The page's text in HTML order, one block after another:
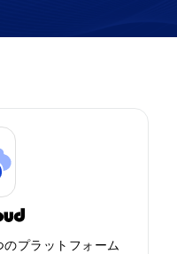
プラットフォーム